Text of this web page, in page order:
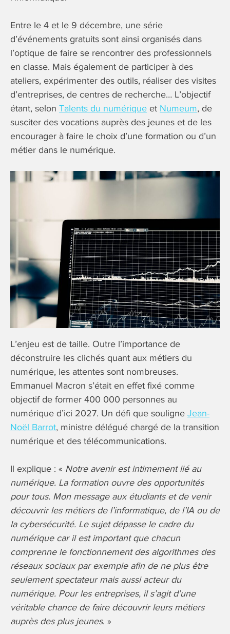
Entre le 4 et le 9 décembre, une série
d’événements gratuits sont ainsi organisés dans
l’optique de faire se rencontrer des professionnels
en classe. Mais également de participer à des
ateliers, expérimenter des outils, réaliser des visites
d’entreprises, de centres de recherche… L’objectif
étant, selon Talents du numérique et Numeum, de
susciter des vocations auprès des jeunes et de les
encourager à faire le choix d’une formation ou d’un
métier dans le numérique.
L’enjeu est de taille. Outre l’importance de
déconstruire les clichés quant aux métiers du
numérique, les attentes sont nombreuses.
Emmanuel Macron s’était en effet fixé comme
objectif de former 400 000 personnes au
numérique d’ici 2027. Un défi que souligne Jean-
Noël Barrot, ministre délégué chargé de la transition
numérique et des télécommunications.
Il explique : « Notre avenir est intimement lié au
numérique. La formation ouvre des opportunités
pour tous. Mon message aux étudiants et de venir
découvrir les métiers de l’informatique, de l’IA ou de
la cybersécurité. Le sujet dépasse le cadre du
numérique car il est important que chacun
comprenne le fonctionnement des algorithmes des
réseaux sociaux par exemple afin de ne plus être
seulement spectateur mais aussi acteur du
numérique. Pour les entreprises, il s’agit d’une
véritable chance de faire découvrir leurs métiers
auprès des plus jeunes. »